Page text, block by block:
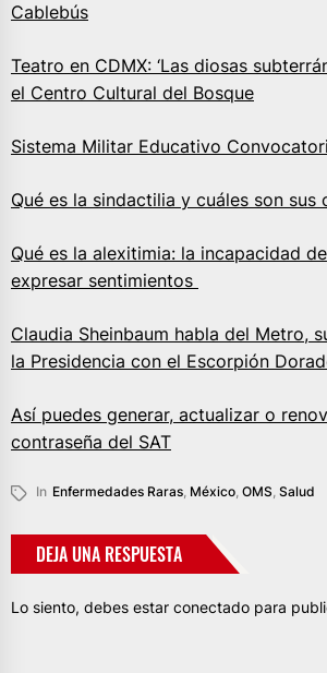
Cablebús
Teatro en CDMX: ‘Las diosas
el Centro Cultural del Bosque
Sistema Militar Educativo
Qué es la sindactilia y cuáles son sus
Qué es la alexitimia: la incapacidad de
expresar sentimientos
Claudia Sheinbaum habla del Metro,
la Presidencia con el Escorpión
Así puedes generar, actualizar o
contraseña del SAT
In Enfermedades Raras, México, OMS, Salud
DEJA UNA RESPUESTA
Lo siento, debes estar conectado para